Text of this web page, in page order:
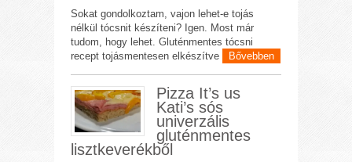
Sokat gondolkoztam, vajon lehet-e tojás
nélkül tócsnit készíteni? Igen. Most már
tudom, hogy lehet. Gluténmentes tócsni
recept tojásmentesen elkészítve
Bővebben
Pizza It’s us
Kati’s sós
univerzális
gluténmentes
lisztkeverékből